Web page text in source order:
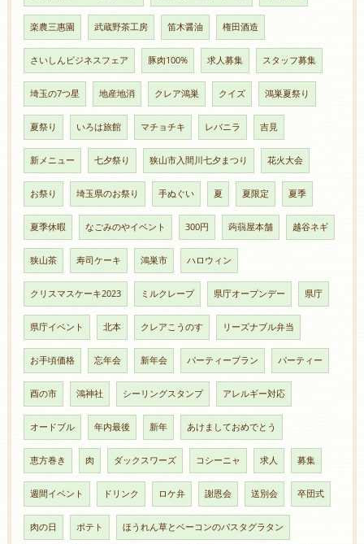
楽農三惠園 武蔵野茶工房 笛木醤油 権田酒造
さいしんビジネスフェア 豚肉100% 求人募集 スタッフ募集
埼玉の7つ星 地産地消 クレア鴻巣 クイズ 鴻巣夏祭り
夏祭り いろは旅館 マチョチキ レバニラ 吉見
新メニュー 七夕祭り 狭山市入間川七夕まつり 花火大会
お祭り 埼玉県のお祭り 手ぬぐい 夏 夏限定 夏季
夏季休暇 なごみのやイベント 300円 蒟蒻屋本舗 越谷ネギ
狭山茶 寿司ケーキ 鴻巣市 ハロウィン
クリスマスケーキ2023 ミルクレープ 県庁オープンデー 県庁
県庁イベント 北本 クレアこうのす リーズナブル弁当
お手頃価格 忘年会 新年会 パーティープラン パーティー
酉の市 鴻神社 シーリングスタンプ アレルギー対応
オードブル 年内最後 新年 あけましておめでとう
恵方巻き 肉 ダックスワーズ コシーニャ 求人 募集
週間イベント ドリンク ロケ弁 謝恩会 送別会 卒団式
肉の日 ポテト ほうれん草とベーコンのパスタグラタン